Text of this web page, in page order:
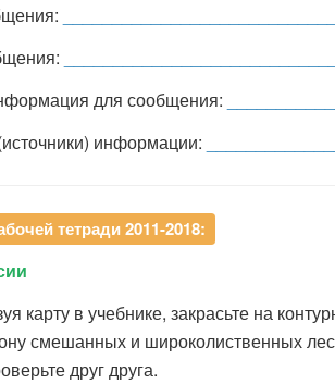
для сообщения:
информации:
тетради 2011-2018:
карту в учебнике, закрасьте на
смешанных и широколиственных
друг друга.